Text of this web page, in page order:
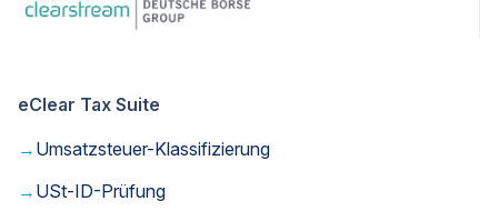
AG
Vorname*
eClear Tax Suite
→ Umsatzsteuer-Klassifizierung
→ USt-ID-Prüfung